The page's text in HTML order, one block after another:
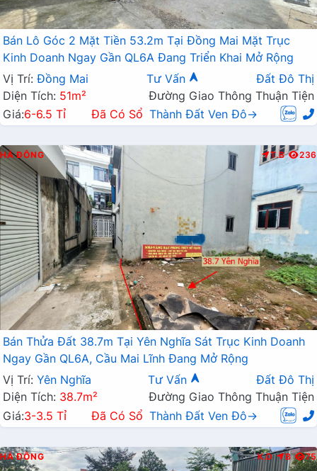
Bán Lô Góc 2 Mặt Tiền 53.2m Tại Đồng Mai Mặt Trục
Kinh Doanh Ngay Gần QL6A Đang Triển Khai Mở Rộng
Vị Trí: Đồng Mai Tư Vấn
Đất Đô Thị
Diện Tích: 51m²
Đường Giao Thông Thuận Tiện
Giá:6-6.5 Tỉ Đã Có Sổ Thành Đất Ven Đô→
HÀ ĐÔNG T.B 236
Bán Thửa Đất 38.7m Tại Yên Nghĩa Sát Trục Kinh Doanh
Ngay Gần QL6A, Cầu Mai Lĩnh Đang Mở Rộng
Vị Trí: Yên Nghĩa Tư Vấn
Đất Đô Thị
Diện Tích: 38.7m²
Đường Giao Thông Thuận Tiện
Giá:3-3.5 Tỉ Đã Có Sổ Thành Đất Ven Đô→
HÀ ĐÔNG K.D B 75